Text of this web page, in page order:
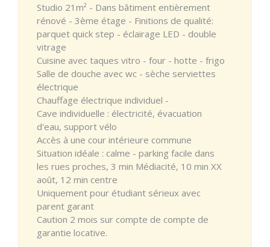
Studio 21m² - Dans bâtiment entièrement
rénové - 3ème étage - Finitions de qualité:
parquet quick step - éclairage LED - double
vitrage
Cuisine avec taques vitro - four - hotte - frigo
Salle de douche avec wc - sèche serviettes
électrique
Chauffage électrique individuel -
Cave individuelle : électricité, évacuation
d'eau, support vélo
Accès à une cour intérieure commune
Situation idéale : calme - parking facile dans
les rues proches, 3 min Médiacité, 10 min XX
août, 12 min centre
Uniquement pour étudiant sérieux avec
parent garant
Caution 2 mois sur compte de compte de
garantie locative.